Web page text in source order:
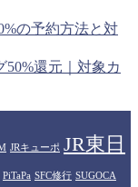
の予約方法と対
還元｜対象カ
JRキューポ JR東日
PiTaPa SFC修行 SUGOCA